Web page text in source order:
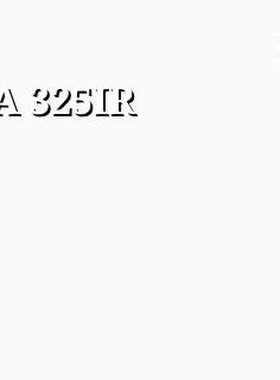
325IR​